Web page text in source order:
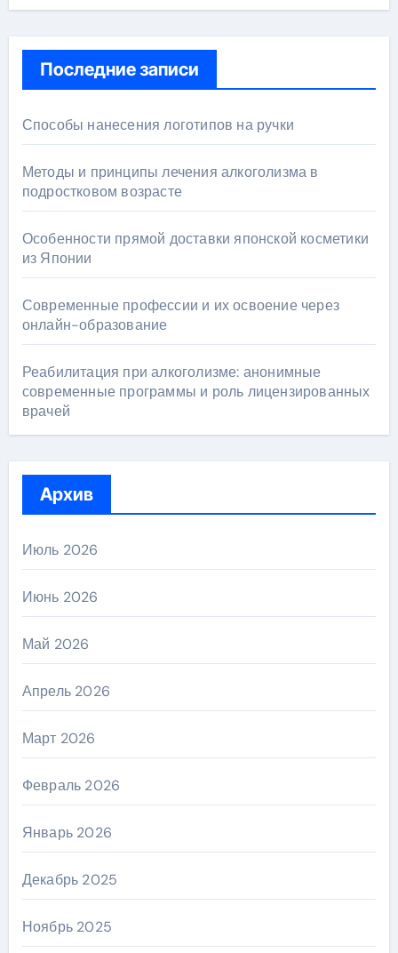
Последние записи
Способы нанесения логотипов на ручки
Методы и принципы лечения алкоголизма в
подростковом возрасте
Особенности прямой доставки японской косметики
из Японии
Современные профессии и их освоение через
онлайн-образование
Реабилитация при алкоголизме: анонимные
современные программы и роль лицензированных
врачей
Архив
Июль 2026
Июнь 2026
Май 2026
Апрель 2026
Март 2026
Февраль 2026
Январь 2026
Декабрь 2025
Ноябрь 2025